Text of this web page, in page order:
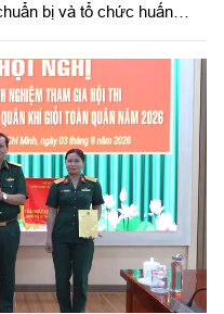
bị và tổ chức huấn
khu.